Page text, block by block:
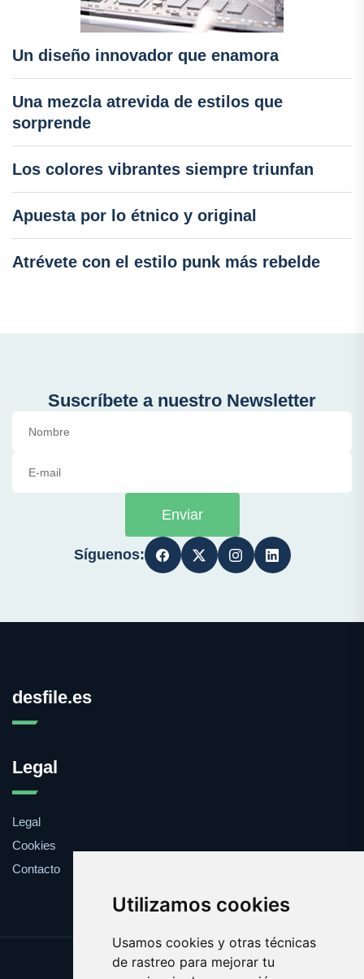
Utilizamos cookies
Usamos cookies y otras técnicas
de rastreo para mejorar tu
Un diseño innovador que enamora
Una mezcla atrevida de estilos que
sorprende
Los colores vibrantes siempre triunfan
Apuesta por lo étnico y original
Atrévete con el estilo punk más rebelde
Suscríbete a nuestro Newsletter
Enviar
Síguenos:
desfile.es
Legal
Legal
Cookies
Contacto
Update cookies preferences